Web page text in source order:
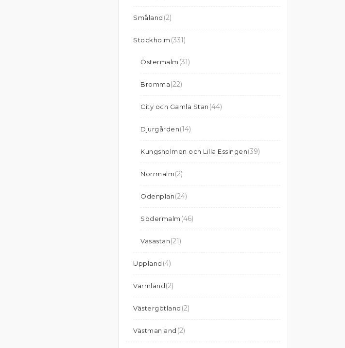
Småland (2)
Stockholm (331)
Östermalm (31)
Bromma(22)
City och Gamla Stan (44)
Djurgården(14)
Kungsholmen och Lilla Essingen(39)
Norrmalm(2)
Odenplan(24)
Södermalm (46)
Vasastan(21)
Uppland (4)
Värmland(2)
Västergötland (2)
Västmanland (2)